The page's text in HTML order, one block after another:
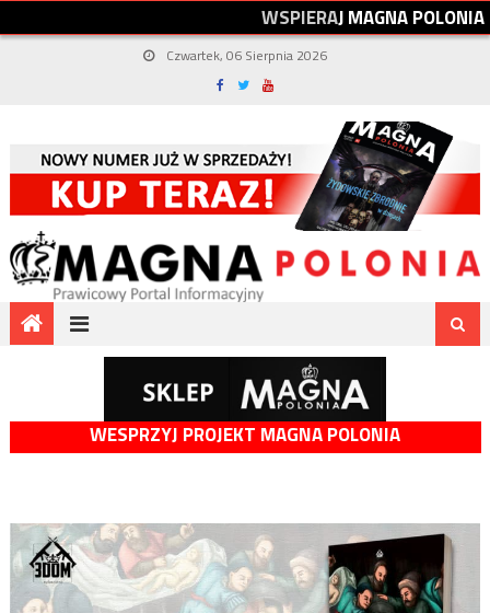
WSPIERAJMAGNAPOLONIA
Czwartek, 06 Sierpnia 2026
WESPRZYJ PROJEKT MAGNA POLONIA